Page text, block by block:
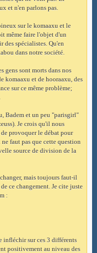
et n'en parlons pas.
sur le komaaxu et le
même faire l'objet d'un
spécialistes. Qu'en
dans notre société.
gens sont morts dans nos
komaaxu et de hooraaxu, des
sur ce même problème;
Badem et un peu "parisgirl"
Je crois qu'il nous
provoquer le débat pour
faut pas que cette question
source de division de la
mais toujours faut-il
ce changement. Je cite juste
:
infléchir sur ces 3 différents
positivement au niveau des